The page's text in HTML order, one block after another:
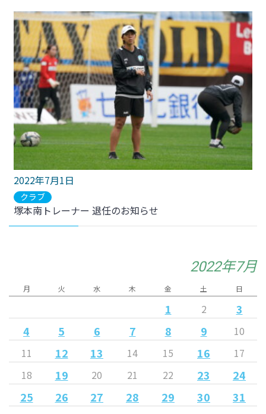
2022年7月1日
クラブ
塚本南トレーナー 退任のお知らせ
2022年7月
月 火 水 木 金 土 日
1 2
3
4
5 6 7 8 9
10
11
12 13 14 15 16
17
18
19 20 21 22 23
24
25
26 27 28 29 30 31